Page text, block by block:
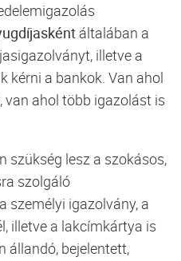
általában a
illetve a
kérni a bankok. Van ahol
van ahol több igazolást is
szükség lesz a szokásos,
szolgáló
személyi igazolvány, a
illetve a lakcímkártya is
állandó, bejelentett,